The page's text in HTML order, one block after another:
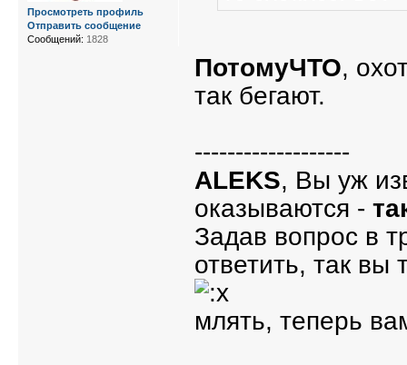
ПотомуЧТО,
так бегают.
-------------------
ALEKS, Вы уж
оказываются -
Задав вопрос в
ответить, так вы
млять, теперь
Просмотреть профиль
Отправить сообщение
Сообщений: 1828